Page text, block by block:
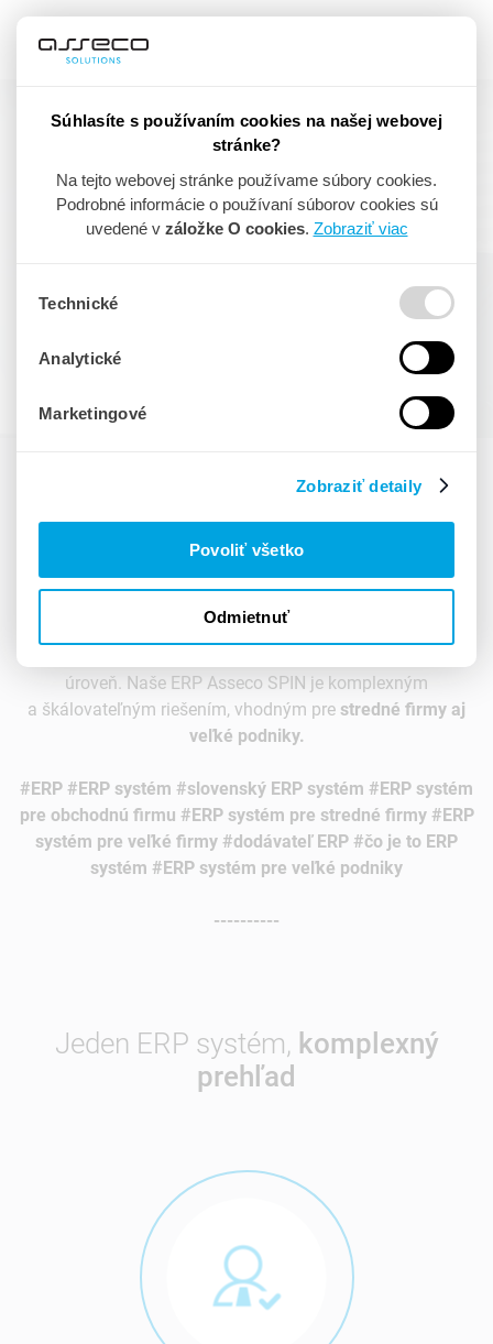
SLOVENSKÝ ERP
SYSTÉM SVETOVÉ
Asseco Solutions je slovenským dodávateľom ERP
firmám aj veľkým podnikom
optimalizovať riadenie
Prečo ERP systémod nás?
Asseco SPIN je slovenský ERP systém, vyvinutý
systémov Asseco Solutions. Vďaka tomuto ERP systému
úroveň. Naše ERP Asseco SPIN je komplexným
a škálovateľným riešením, vhodným pre stredné firmy aj
veľké podniky.
#ERP #ERP systém #slovenský ERP systém #ERP systém
pre obchodnú firmu #ERP systém pre stredné firmy #ERP
systém pre veľké firmy #dodávateľ ERP #čo je to ERP
systém #ERP systém pre veľké podniky
----------
Jeden ERP systém, komplexný
prehľad
Súhlasíte s používaním cookies na našej webovej
stránke?
Na tejto webovej stránke používame súbory cookies.
Podrobné informácie o používaní súborov cookies sú
uvedené v záložke O cookies. Zobraziť viac
Technické
Analytické
Marketingové
Zobraziť detaily
Povoliť všetko
Odmietnuť